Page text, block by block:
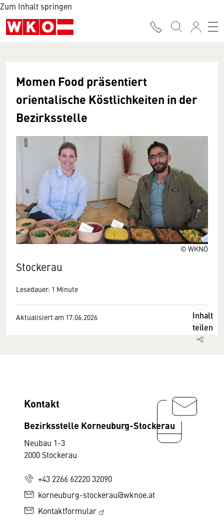
Zum Inhalt springen
© WKNÖ
Momen Food präsentiert
orientalische Köstlichkeiten in der
Bezirksstelle
Stockerau
Lesedauer: 1 Minute
Aktualisiert am 17.06.2026
Inhalt
teilen
Kontakt
Bezirksstelle Korneuburg-Stockerau
Neubau 1-3
2000 Stockerau
+43 2266 62220 32090
korneuburg-stockerau@wknoe.at
Kontaktformular